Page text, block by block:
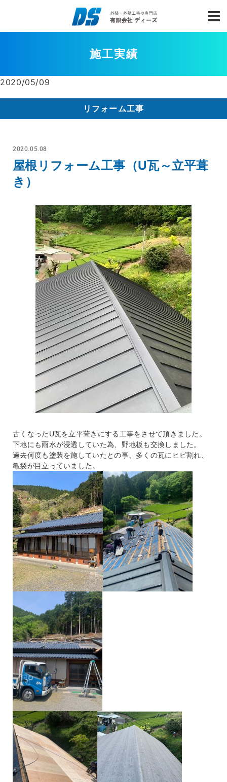
施工実績
2020/05/09
リフォーム工事
2020.05.08
屋根リフォーム工事（U瓦～立平葺
き）
古くなったU瓦を立平葺きにする工事をさせて頂きました。
下地にも雨水が浸透していた為、野地板も交換しました。
過去何度も塗装を施していたとの事、多くの瓦にヒビ割れ、
亀裂が目立っていました。